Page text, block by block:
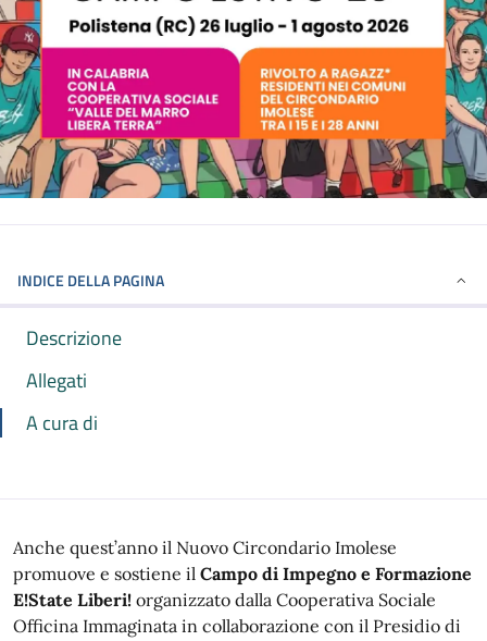
INDICE DELLA PAGINA
Descrizione
Allegati
A cura di
Anche quest’anno il Nuovo Circondario Imolese
promuove e sostiene il Campo di Impegno e Formazione
E!State Liberi! organizzato dalla Cooperativa Sociale
Officina Immaginata in collaborazione con il Presidio di